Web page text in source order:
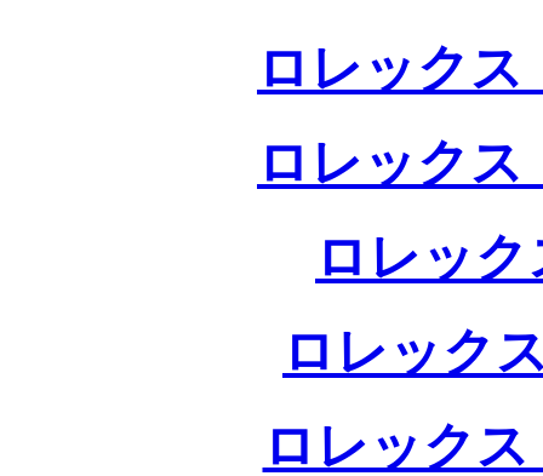
ロレックス
ロレックス
ロレッ
ロレック
ロレック